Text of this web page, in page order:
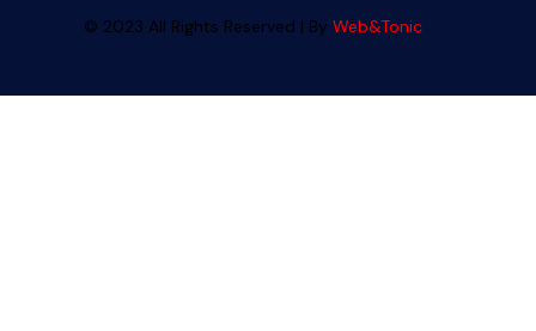
© 2023 All Rights Reserved | By Web&Tonic